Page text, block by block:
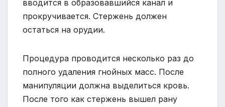
вводится в образовавшийся канал и
прокручивается. Стержень должен
остаться на орудии.
Процедура проводится несколько раз до
полного удаления гнойных масс. После
манипуляции должна выделиться кровь.
После того как стержень вышел рану